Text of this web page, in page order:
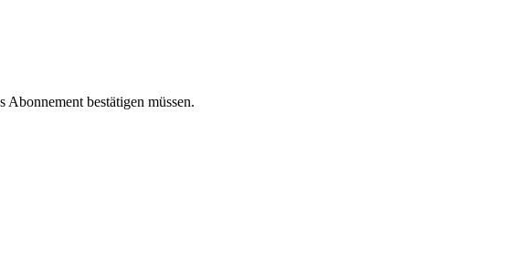
bestätigen müssen.